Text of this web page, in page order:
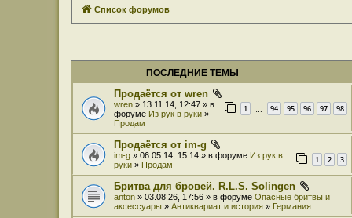
Список форумов
ПОСЛЕДНИЕ ТЕМЫ
Продаётся от wren
1 94 95 96 97 98
wren » 13.11.14, 12:47 » в
форуме Из рук в руки »
Продам
Продаётся от im-g
1 2 3
im-g » 06.05.14, 15:14 » в форуме Из рук в
руки » Продам
Бритва для бровей. R.L.S. Solingen
anton » 03.08.26, 17:56 » в форуме Опасные бритвы и
аксессуары » Антиквариат и история » Германия